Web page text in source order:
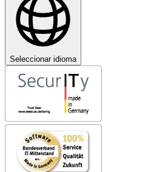
Seleccionar idioma